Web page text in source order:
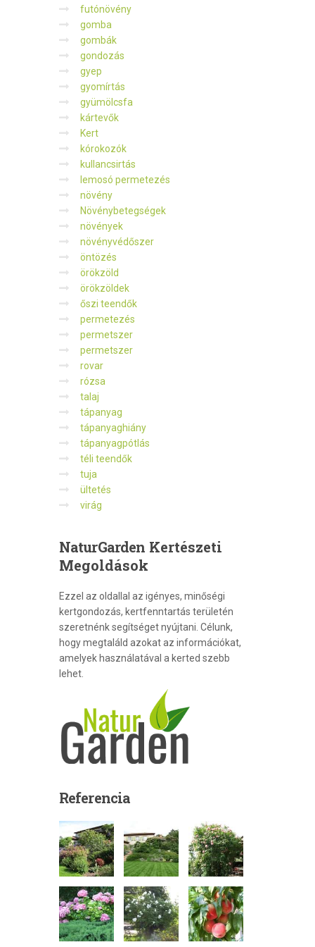
futónövény
gomba
gombák
gondozás
gyep
gyomírtás
gyümölcsfa
kártevők
Kert
kórokozók
kullancsirtás
lemosó permetezés
növény
Növénybetegségek
növények
növényvédőszer
öntözés
örökzöld
örökzöldek
őszi teendők
permetezés
permetszer
permetszer
rovar
rózsa
talaj
tápanyag
tápanyaghiány
tápanyagpótlás
téli teendők
tuja
ültetés
virág
NaturGarden Kertészeti
Megoldások
Ezzel az oldallal az igényes, minőségi
kertgondozás, kertfenntartás területén
szeretnénk segítséget nyújtani. Célunk,
hogy megtaláld azokat az információkat,
amelyek használatával a kerted szebb
lehet.
Referencia